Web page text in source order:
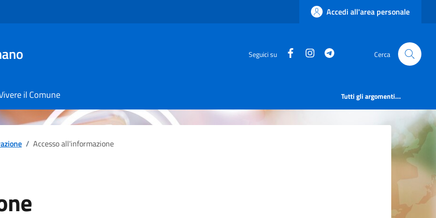
Accedi all'area personale
Seguici su FacebookInstagram Cerca
il Comune Tutti gli argomenti...
/ Accesso all'informazione